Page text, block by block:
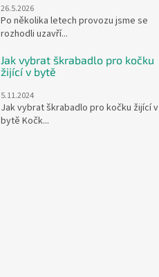
26.5.2026
Po několika letech provozu jsme se
rozhodli uzavří...
Jak vybrat škrabadlo pro kočku
žijící v bytě
5.11.2024
Jak vybrat škrabadlo pro kočku žijící v
bytě Kočk...